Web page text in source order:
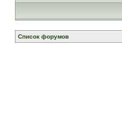
Список форумов